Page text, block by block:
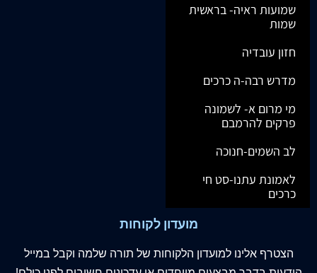
שמועות ראיה- בראשית
שמות
חזון עובדיה
מדרש רבה-ה כרכים
מי מרום א- לשמונה
פרקים להרמבם
לב השמים-חנוכה
לאמונת עתנו-סט חי
כרכים
מועדון לקוחות
הצטרף אלינו למועדון הלקוחות של תורה שלמה וקבל במייל